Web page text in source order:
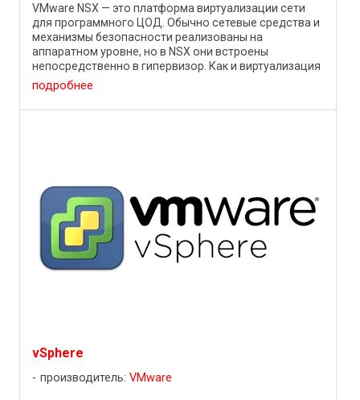
VMware NSX — это платформа виртуализации сети
для программного ЦОД. Обычно сетевые средства и
механизмы безопасности реализованы на
аппаратном уровне, но в NSX они встроены
непосредственно в гипервизор. Как и виртуализация
серверов 10 лет назад, ...
подробнее
vSphere
производитель: VMware